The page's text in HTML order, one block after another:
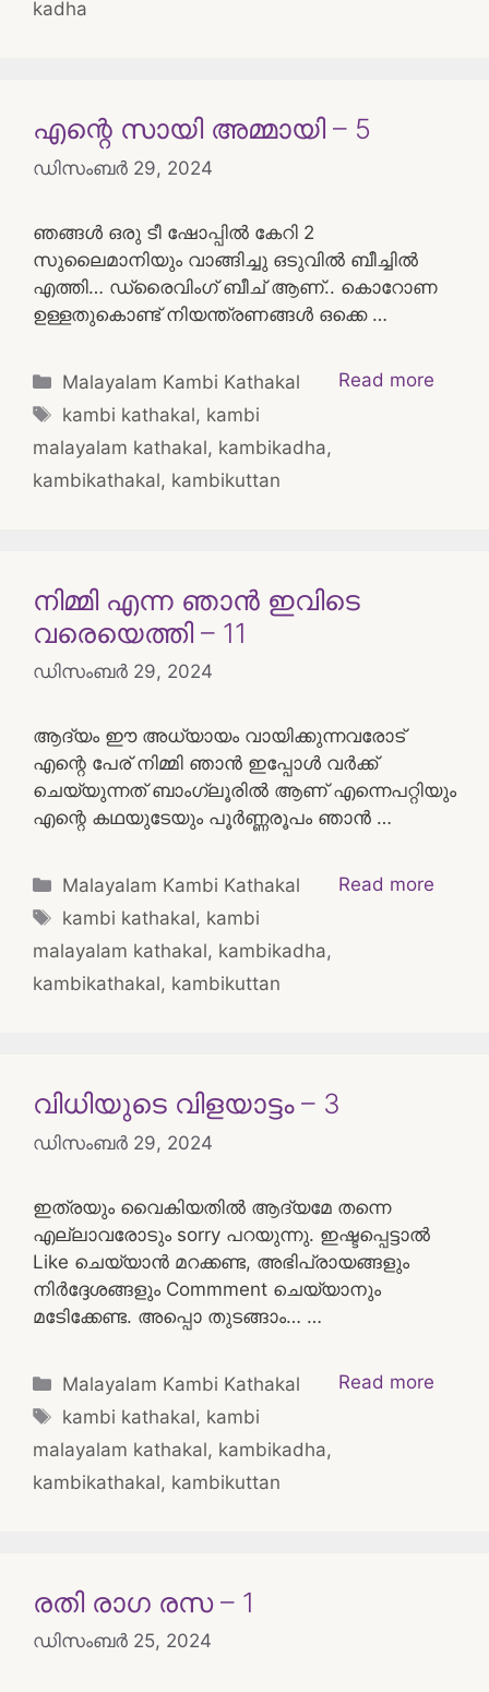
kadha
എന്റെ സായി അമ്മായി – 5
ഡിസംബർ 29, 2024
ഞങ്ങൾ ഒരു ടീ ഷോപ്പിൽ കേറി 2
സുലൈമാനിയും വാങ്ങിച്ചു ഒടുവിൽ ബീച്ചിൽ
എത്തി… ഡ്രൈവിംഗ് ബീച് ആണ്.. കൊറോണ
ഉള്ളതുകൊണ്ട് നിയന്ത്രണങ്ങൾ ഒക്കെ …
Read more
Categories
Malayalam Kambi Kathakal
Tags
kambi kathakal, kambi
malayalam kathakal, kambikadha,
kambikathakal, kambikuttan
നിമ്മി എന്ന ഞാന്‍ ഇവിടെ
വരെയെത്തി – 11
ഡിസംബർ 29, 2024
ആദ്യം ഈ അധ്യായം വായിക്കുന്നവരോട്
എന്റെ പേര് നിമ്മി ഞാന്‍ ഇപ്പോള്‍ വര്‍ക്ക്
ചെയ്യുന്നത് ബാംഗ്ലൂരില്‍ ആണ് എന്നെപറ്റിയും
എന്റെ കഥയുടേയും പൂര്‍ണ്ണരൂപം ഞാന്‍ …
Read more
Categories
Malayalam Kambi Kathakal
Tags
kambi kathakal, kambi
malayalam kathakal, kambikadha,
kambikathakal, kambikuttan
വിധിയുടെ വിളയാട്ടം – 3
ഡിസംബർ 29, 2024
ഇത്രയും വൈകിയതിൽ ആദ്യമേ തന്നെ
എല്ലാവരോടും sorry പറയുന്നു. ഇഷ്ടപ്പെട്ടാൽ
Like ചെയ്യാൻ മറക്കണ്ട, അഭിപ്രായങ്ങളും
നിർദ്ദേശങ്ങളും Commment ചെയ്യാനും
മടിേക്കേണ്ട. അപ്പൊ തുടങ്ങാം… …
Read more
Categories
Malayalam Kambi Kathakal
Tags
kambi kathakal, kambi
malayalam kathakal, kambikadha,
kambikathakal, kambikuttan
രതി രാഗ രസ – 1
ഡിസംബർ 25, 2024